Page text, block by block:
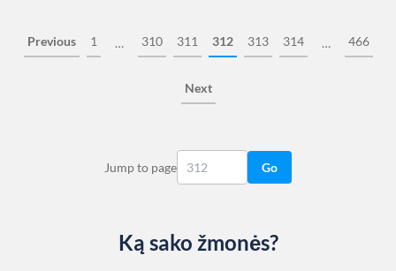
Previous 1 … 310 311 312 313 314 … 466
Next
Jump to page Go
Ką sako žmonės?